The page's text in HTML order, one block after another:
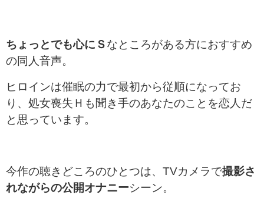
ちょっとでも心にＳ なところがある方におすすめ
の同人音声。
ヒロインは催眠の力で最初から従順になってお
り、処女喪失Ｈも聞き手のあなたのことを恋人だ
と思っています。
今作の聴きどころのひとつは、TVカメラで撮影さ
れながらの公開オナニーシーン。